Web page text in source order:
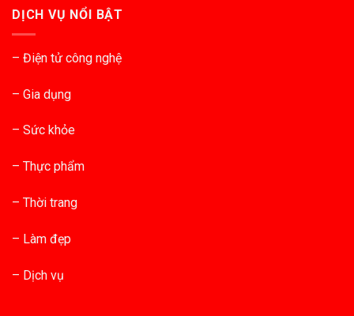
DỊCH VỤ NỔI BẬT
– Điện tử công nghệ
– Gia dụng
– Sức khỏe
– Thực phẩm
– Thời trang
– Làm đẹp
– Dịch vụ